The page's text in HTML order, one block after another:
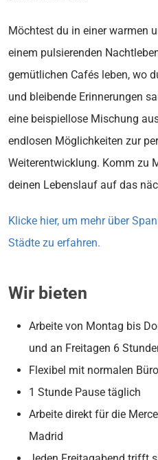
Möchtest du in einer warmen
einem pulsierenden
gemütlichen Cafés leben, wo
und bleibende Erinnerungen
eine beispiellose Mischung
endlosen Möglichkeiten zur
Weiterentwicklung. Komm zu
deinen Lebenslauf auf das
Klicke hier, um mehr über
Städte zu erfahren.
Wir bieten
Arbeite von Montag bis
und an Freitagen 6
Flexibel mit normalen
1 Stunde Pause täglich
Arbeite direkt für die
Madrid